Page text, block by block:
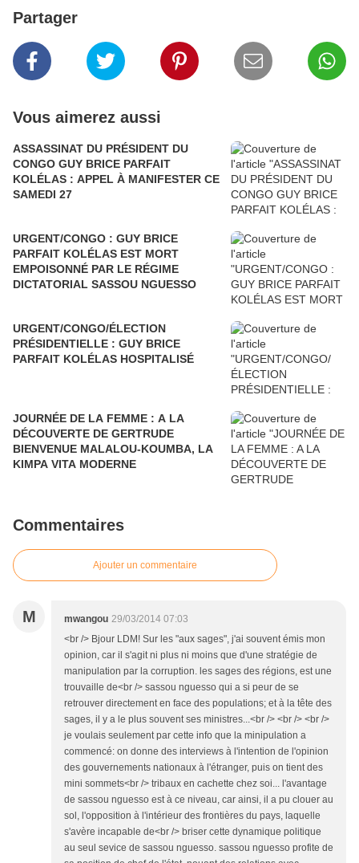
Partager
Vous aimerez aussi
ASSASSINAT DU PRÉSIDENT DU
CONGO GUY BRICE PARFAIT
KOLÉLAS : APPEL À MANIFESTER CE
SAMEDI 27
URGENT/CONGO : GUY BRICE
PARFAIT KOLÉLAS EST MORT
EMPOISONNÉ PAR LE RÉGIME
DICTATORIAL SASSOU NGUESSO
URGENT/CONGO/ÉLECTION
PRÉSIDENTIELLE : GUY BRICE
PARFAIT KOLÉLAS HOSPITALISÉ
JOURNÉE DE LA FEMME : A LA
DÉCOUVERTE DE GERTRUDE
BIENVENUE MALALOU-KOUMBA, LA
KIMPA VITA MODERNE
Commentaires
Ajouter un commentaire
M mwangou 29/03/2014 07:03
<br /> Bjour LDM! Sur les "aux sages", j'ai souvent émis mon
opinion, car il s'agit ni plus ni moins que d'une stratégie de
manipulation par la corruption. les sages des régions, est une
trouvaille de<br /> sassou nguesso qui a si peur de se
retrouver directement en face des populations; et à la tête des
sages, il y a le plus souvent ses ministres...<br /> <br /> <br />
je voulais seulement par cette info que la minipulation a
commencé: on donne des interviews à l'intention de l'opinion
des gouvernements nationaux à l'étranger, puis on tient des
mini sommets<br /> tribaux en cachette chez soi... l'avantage
de sassou nguesso est à ce niveau, car ainsi, il a pu clouer au
sol, l'opposition à l'intérieur des frontières du pays, laquelle
s'avère incapable de<br /> briser cette dynamique politique
au seul sevice de sassou nguesso. sassou nguesso profite de